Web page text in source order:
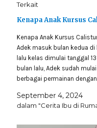
Terkait
Kenapa Anak Kursus
Kenapa Anak Kursus
Adek masuk bulan kedua
lalu kelas dimulai tanggal
bulan lalu, Adek sudah
berbagai permainan
September 4, 2024
dalam "Cerita Ibu di